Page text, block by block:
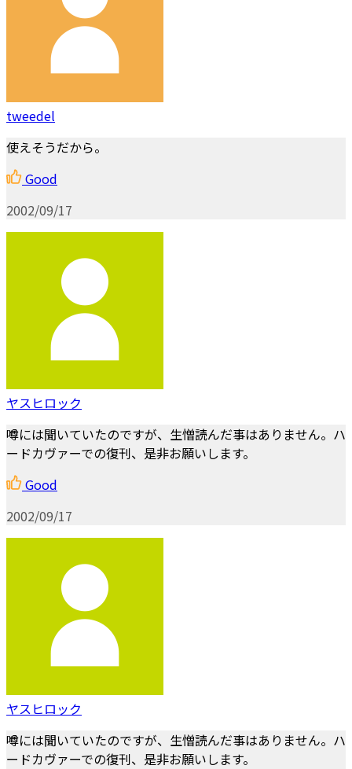
tweedel
使えそうだから。
Good
2002/09/17
ヤスヒロック
噂には聞いていたのですが、生憎読んだ事はありません。ハ
ードカヴァーでの復刊、是非お願いします。
Good
2002/09/17
ヤスヒロック
噂には聞いていたのですが、生憎読んだ事はありません。ハ
ードカヴァーでの復刊、是非お願いします。